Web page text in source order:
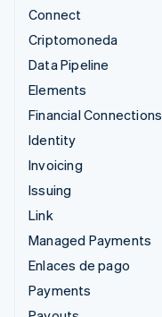
Connect
Criptomoneda
Data Pipeline
Elements
Financial Connections
Identity
Invoicing
Issuing
Link
Managed Payments
Enlaces de pago
Payments